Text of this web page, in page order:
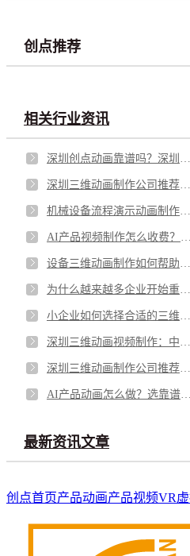
创点推荐
相关行业资讯
最新资讯文章
创点首页产品动画产品视频VR